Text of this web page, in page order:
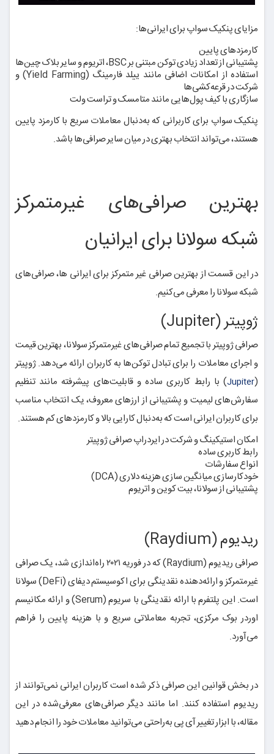
مزایای پنکیک سواپ برای ایرانی‌ها:
کارمزدهای پایین
پشتیبانی از تعداد زیادی توکن مبتنی بر BSC، اتریوم و سایر بلاک چین‌ها
استفاده از امکانات اضافی مانند ییلد فارمینگ (Yield Farming) و
شرکت در قرعه‌کشی‌ها
سازگاری با کیف پول‌هایی مانند متامسک و تراست ولت
پنکیک سواپ برای کاربرانی که به‌دنبال معاملات سریع با کارمزد پایین
هستند، می‌تواند انتخاب بهتری در میان سایر صرافی‌ها باشد.
بهترین صرافی‌های غیرمتمرکز
شبکه سولانا برای ایرانیان
در این قسمت از بهترین صرافی غیر متمرکز برای ایرانی ها، صرافی‌های
شبکه سولانا را معرفی می‌کنیم.
ژوپیتر (Jupiter)
صرافی ژوپیتر با تجمیع تمام صرافی‌های غیرمتمرکز سولانا، بهترین قیمت
و اجرای معاملات را برای تبادل توکن‌ها به کاربران ارائه می‌دهد. ژوپیتر
(
Jupiter) با رابط کاربری ساده و قابلیت‌های پیشرفته مانند تنظیم
سفارش‌های لیمیت و پشتیبانی از ارزهای معروف، یک انتخاب مناسب
برای کاربران ایرانی است که به‌دنبال کارایی بالا و کارمزدهای کم هستند.
امکان استیکینگ و شرکت در ایردراپ صرافی ژوپیتر
رابط کاربری ساده
انواع سفارشات
خودکارسازی میانگین سازی هزینه دلاری (DCA)
پشتیبانی از سولانا، بیت کوین و اتریوم
ریدیوم (Raydium)
صرافی ریدیوم (Raydium) که در فوریه ۲۰۲۱ راه‌اندازی شد، یک صرافی
غیرمتمرکز و ارائه‌دهنده نقدینگی برای اکوسیستم دیفای (DeFi) سولانا
است. این پلتفرم با ارائه نقدینگی با سریوم (Serum) و ارائه مکانیسم
اوردر بوک مرکزی، تجربه معاملاتی سریع و با هزینه پایین را فراهم
می‌آورد.
در بخش قوانین این صرافی ذکر شده است کاربران ایرانی نمی‌توانند از
ریدیوم استفاده کنند. اما مانند دیگر صرافی‌های معرفی‌شده در این
مقاله، با ابزار تغییر آی پی به‌راحتی می‌توانید معاملات خود را انجام دهید